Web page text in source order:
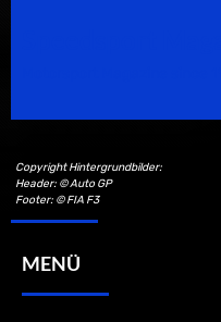
Copyright Hintergrundbilder:
Header: © Auto GP
Footer: © FIA F3
MENÜ